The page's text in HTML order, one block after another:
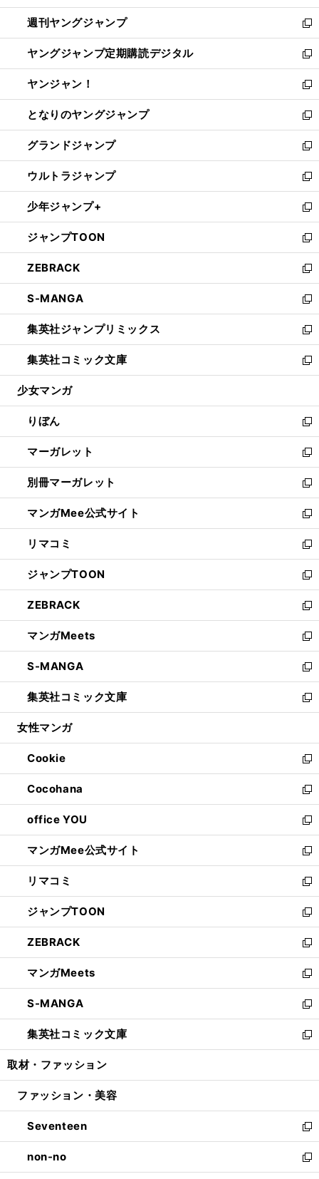
開
く
ウ
で
開
く
ン
ド
ウ
で
開
く
ウ
ィ
ン
ド
ウ
で
開
く
週刊ヤングジャンプ
新
し
い
ウ
ィ
ン
ド
ウ
で
開
く
ヤングジャンプ定期購読デジタル
新
し
い
ウ
ィ
ン
ド
ウ
で
開
く
ヤンジャン！
新
し
い
ウ
ィ
ン
ド
ウ
で
開
く
となりのヤングジャンプ
新
し
い
ウ
ィ
ン
ド
ウ
で
開
く
グランドジャンプ
新
し
い
ウ
ィ
ン
ド
ウ
で
開
く
ウルトラジャンプ
新
し
い
ウ
ィ
ン
ド
ウ
で
開
く
少年ジャンプ+
新
し
い
ウ
ィ
ン
ド
ウ
で
開
く
ジャンプTOON
新
し
い
ウ
ィ
ン
ド
ウ
で
開
ZEBRACK
新
し
い
ウ
ィ
ン
ド
ウ
開
く
S-MANGA
新
し
い
ウ
ィ
ン
ウ
で
開
く
集英社ジャンプリミックス
新
し
い
ウ
ン
ド
ウ
で
開
く
集英社コミック文庫
新
し
ウ
ィ
ン
ド
ウ
で
開
く
少女マンガ
りぼん
新
し
い
ウ
ィ
ン
ド
ウ
で
開
く
マーガレット
新
し
い
ウ
ィ
ン
ド
ウ
で
開
く
別冊マーガレット
新
し
い
ウ
ィ
ン
ド
ウ
で
開
く
マンガMee公式サイト
新
し
い
ウ
ィ
ン
ド
ウ
で
開
く
リマコミ
新
し
い
ウ
ィ
ン
ド
ウ
で
開
く
ジャンプTOON
新
し
い
ウ
ィ
ン
ド
ウ
で
開
ZEBRACK
新
し
い
ウ
ィ
ン
ド
ウ
開
く
マンガMeets
新
し
い
ウ
ィ
ン
ウ
で
開
く
S-MANGA
新
し
い
ウ
ン
ド
ウ
で
開
く
集英社コミック文庫
新
し
ウ
ィ
ン
ド
ウ
で
開
く
女性マンガ
Cookie
新
し
い
ウ
ィ
ン
ド
ウ
で
開
く
Cocohana
新
し
い
ウ
ィ
ン
ド
ウ
で
開
く
office YOU
新
し
い
ウ
ィ
ン
ド
ウ
で
開
く
マンガMee公式サイト
新
し
い
ウ
ィ
ン
ド
ウ
で
開
く
リマコミ
新
し
い
ウ
ィ
ン
ド
ウ
で
開
く
ジャンプTOON
新
し
い
ウ
ィ
ン
ド
ウ
で
開
ZEBRACK
新
し
い
ウ
ィ
ン
ド
ウ
開
マンガMeets
新
し
い
ウ
ィ
ン
ウ
開
く
S-MANGA
新
し
い
ウ
ン
ウ
で
開
く
集英社コミック文庫
新
し
ウ
ン
ド
ウ
で
開
取材・ファッション
ファッション・美容
Seventeen
新
し
い
ウ
non-no
新
し